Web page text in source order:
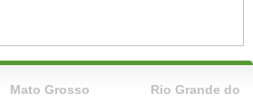
Mato Grosso
Rio Grande do